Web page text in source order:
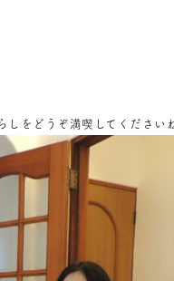
しをどうぞ満喫してください